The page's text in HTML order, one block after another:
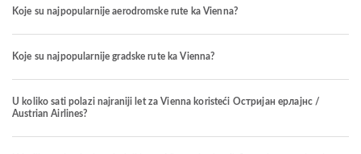
Koje su najpopularnije aerodromske rute ka Vienna?
Koje su najpopularnije gradske rute ka Vienna?
U koliko sati polazi najraniji let za Vienna koristeći Остријан ерлајнс /
Austrian Airlines?